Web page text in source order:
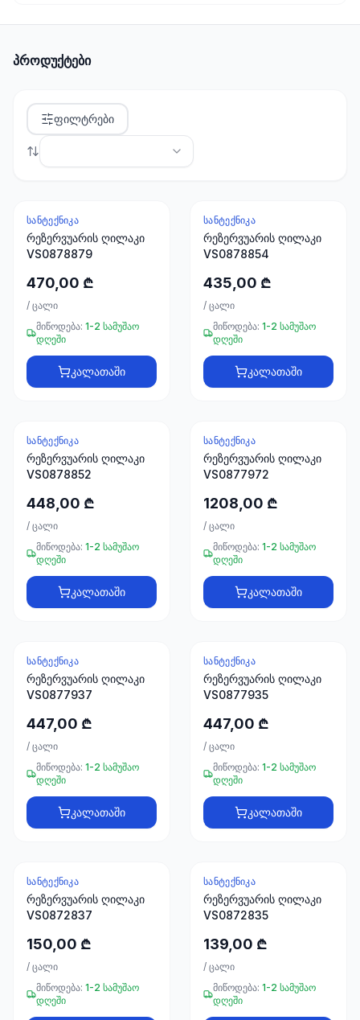
20
პროდუქტი
ინტერიერი
+995
23
66
33
პროდუქტები
ფილტრები
ᲡᲐᲜᲢᲔᲥᲜᲘᲙᲐ
რეზერვუარის ღილაკი
VS0878879
470,00 ₾
/ ცალი
მიწოდება: 1-2 სამუშაო
დღეში
კალათაში
ᲡᲐᲜᲢᲔᲥᲜᲘᲙᲐ
რეზერვუარის ღილაკი
VS0878854
435,00 ₾
/ ცალი
მიწოდება: 1-2 სამუშაო
დღეში
კალათაში
ᲡᲐᲜᲢᲔᲥᲜᲘᲙᲐ
რეზერვუარის ღილაკი
VS0878852
448,00 ₾
/ ცალი
მიწოდება: 1-2 სამუშაო
დღეში
კალათაში
ᲡᲐᲜᲢᲔᲥᲜᲘᲙᲐ
რეზერვუარის ღილაკი
VS0877972
1208,00 ₾
/ ცალი
მიწოდება: 1-2 სამუშაო
დღეში
კალათაში
ᲡᲐᲜᲢᲔᲥᲜᲘᲙᲐ
რეზერვუარის ღილაკი
VS0877937
447,00 ₾
/ ცალი
მიწოდება: 1-2 სამუშაო
დღეში
კალათაში
ᲡᲐᲜᲢᲔᲥᲜᲘᲙᲐ
რეზერვუარის ღილაკი
VS0877935
447,00 ₾
/ ცალი
მიწოდება: 1-2 სამუშაო
დღეში
კალათაში
ᲡᲐᲜᲢᲔᲥᲜᲘᲙᲐ
რეზერვუარის ღილაკი
VS0872837
150,00 ₾
/ ცალი
მიწოდება: 1-2 სამუშაო
დღეში
ᲡᲐᲜᲢᲔᲥᲜᲘᲙᲐ
რეზერვუარის ღილაკი
VS0872835
139,00 ₾
/ ცალი
მიწოდება: 1-2 სამუშაო
დღეში